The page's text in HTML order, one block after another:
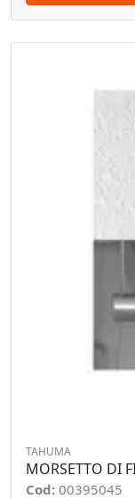
TAHUMA
MORSETTO DI
Cod: 00395045